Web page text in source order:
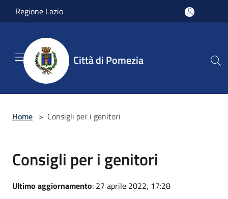
Salta al contenuto principale
Regione Lazio
Città di Pomezia
Home > Consigli per i genitori
Consigli per i genitori
Ultimo aggiornamento: 27 aprile 2022, 17:28